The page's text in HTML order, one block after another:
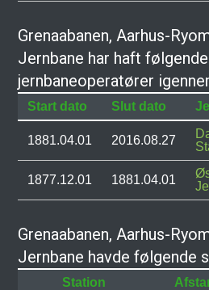
Grenaabanen, Aarhus-
Jernbane har haft følgende
jernbaneoperatører
Start dato Slut dato
1881.04.01 2016.08.27
1877.12.01 1881.04.01
Grenaabanen, Aarhus-
Jernbane havde følgende
Station